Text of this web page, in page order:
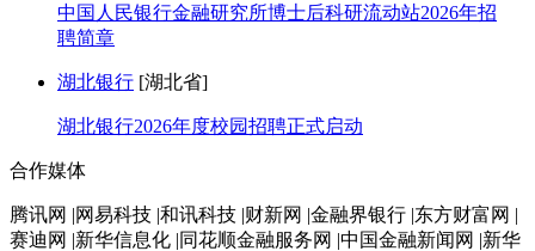
中国人民银行金融研究所博士后科研流动站2026年招
聘简章
湖北银行 [湖北省]
湖北银行2026年度校园招聘正式启动
合作媒体
腾讯网 |网易科技 |和讯科技 |财新网 |金融界银行 |东方财富网 |
赛迪网 |新华信息化 |同花顺金融服务网 |中国金融新闻网 |新华